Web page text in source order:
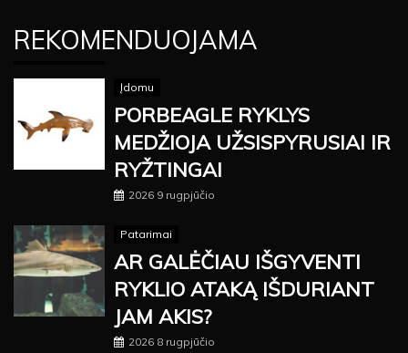
REKOMENDUOJAMA
Įdomu
PORBEAGLE RYKLYS
MEDŽIOJA UŽSISPYRUSIAI IR
RYŽTINGAI
2026 9 rugpjūčio
Patarimai
AR GALĖČIAU IŠGYVENTI
RYKLIO ATAKĄ IŠDURIANT
JAM AKIS?
2026 8 rugpjūčio